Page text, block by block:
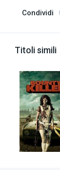
Condividi
Titoli simili